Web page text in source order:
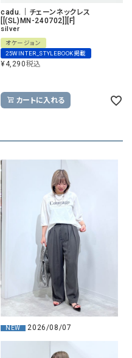
cadu.｜チェーンネックレス
[[(SL)MN-240702]][F]
silver
オケージョン
25WINTER_STYLEBOOK掲載
¥4,290税込
カートに入れる
NEW 2026/08/07